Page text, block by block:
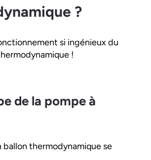
?
si ingénieux du
!
de la pompe à
ballon thermodynamique se